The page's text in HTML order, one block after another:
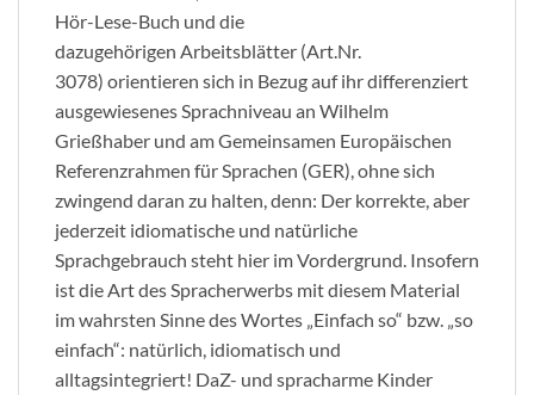
Hör-Lese-Buch und die
dazugehörigen Arbeitsblätter (Art.Nr.
3078) orientieren sich in Bezug auf ihr differenziert
ausgewiesenes Sprachniveau an Wilhelm
Grießhaber und am Gemeinsamen Europäischen
Referenzrahmen für Sprachen (GER), ohne sich
zwingend daran zu halten, denn: Der korrekte, aber
jederzeit idiomatische und natürliche
Sprachgebrauch steht hier im Vordergrund. Insofern
ist die Art des Spracherwerbs mit diesem Material
im wahrsten Sinne des Wortes „Einfach so“ bzw. „so
einfach“: natürlich, idiomatisch und
alltagsintegriert! DaZ- und spracharme Kinder